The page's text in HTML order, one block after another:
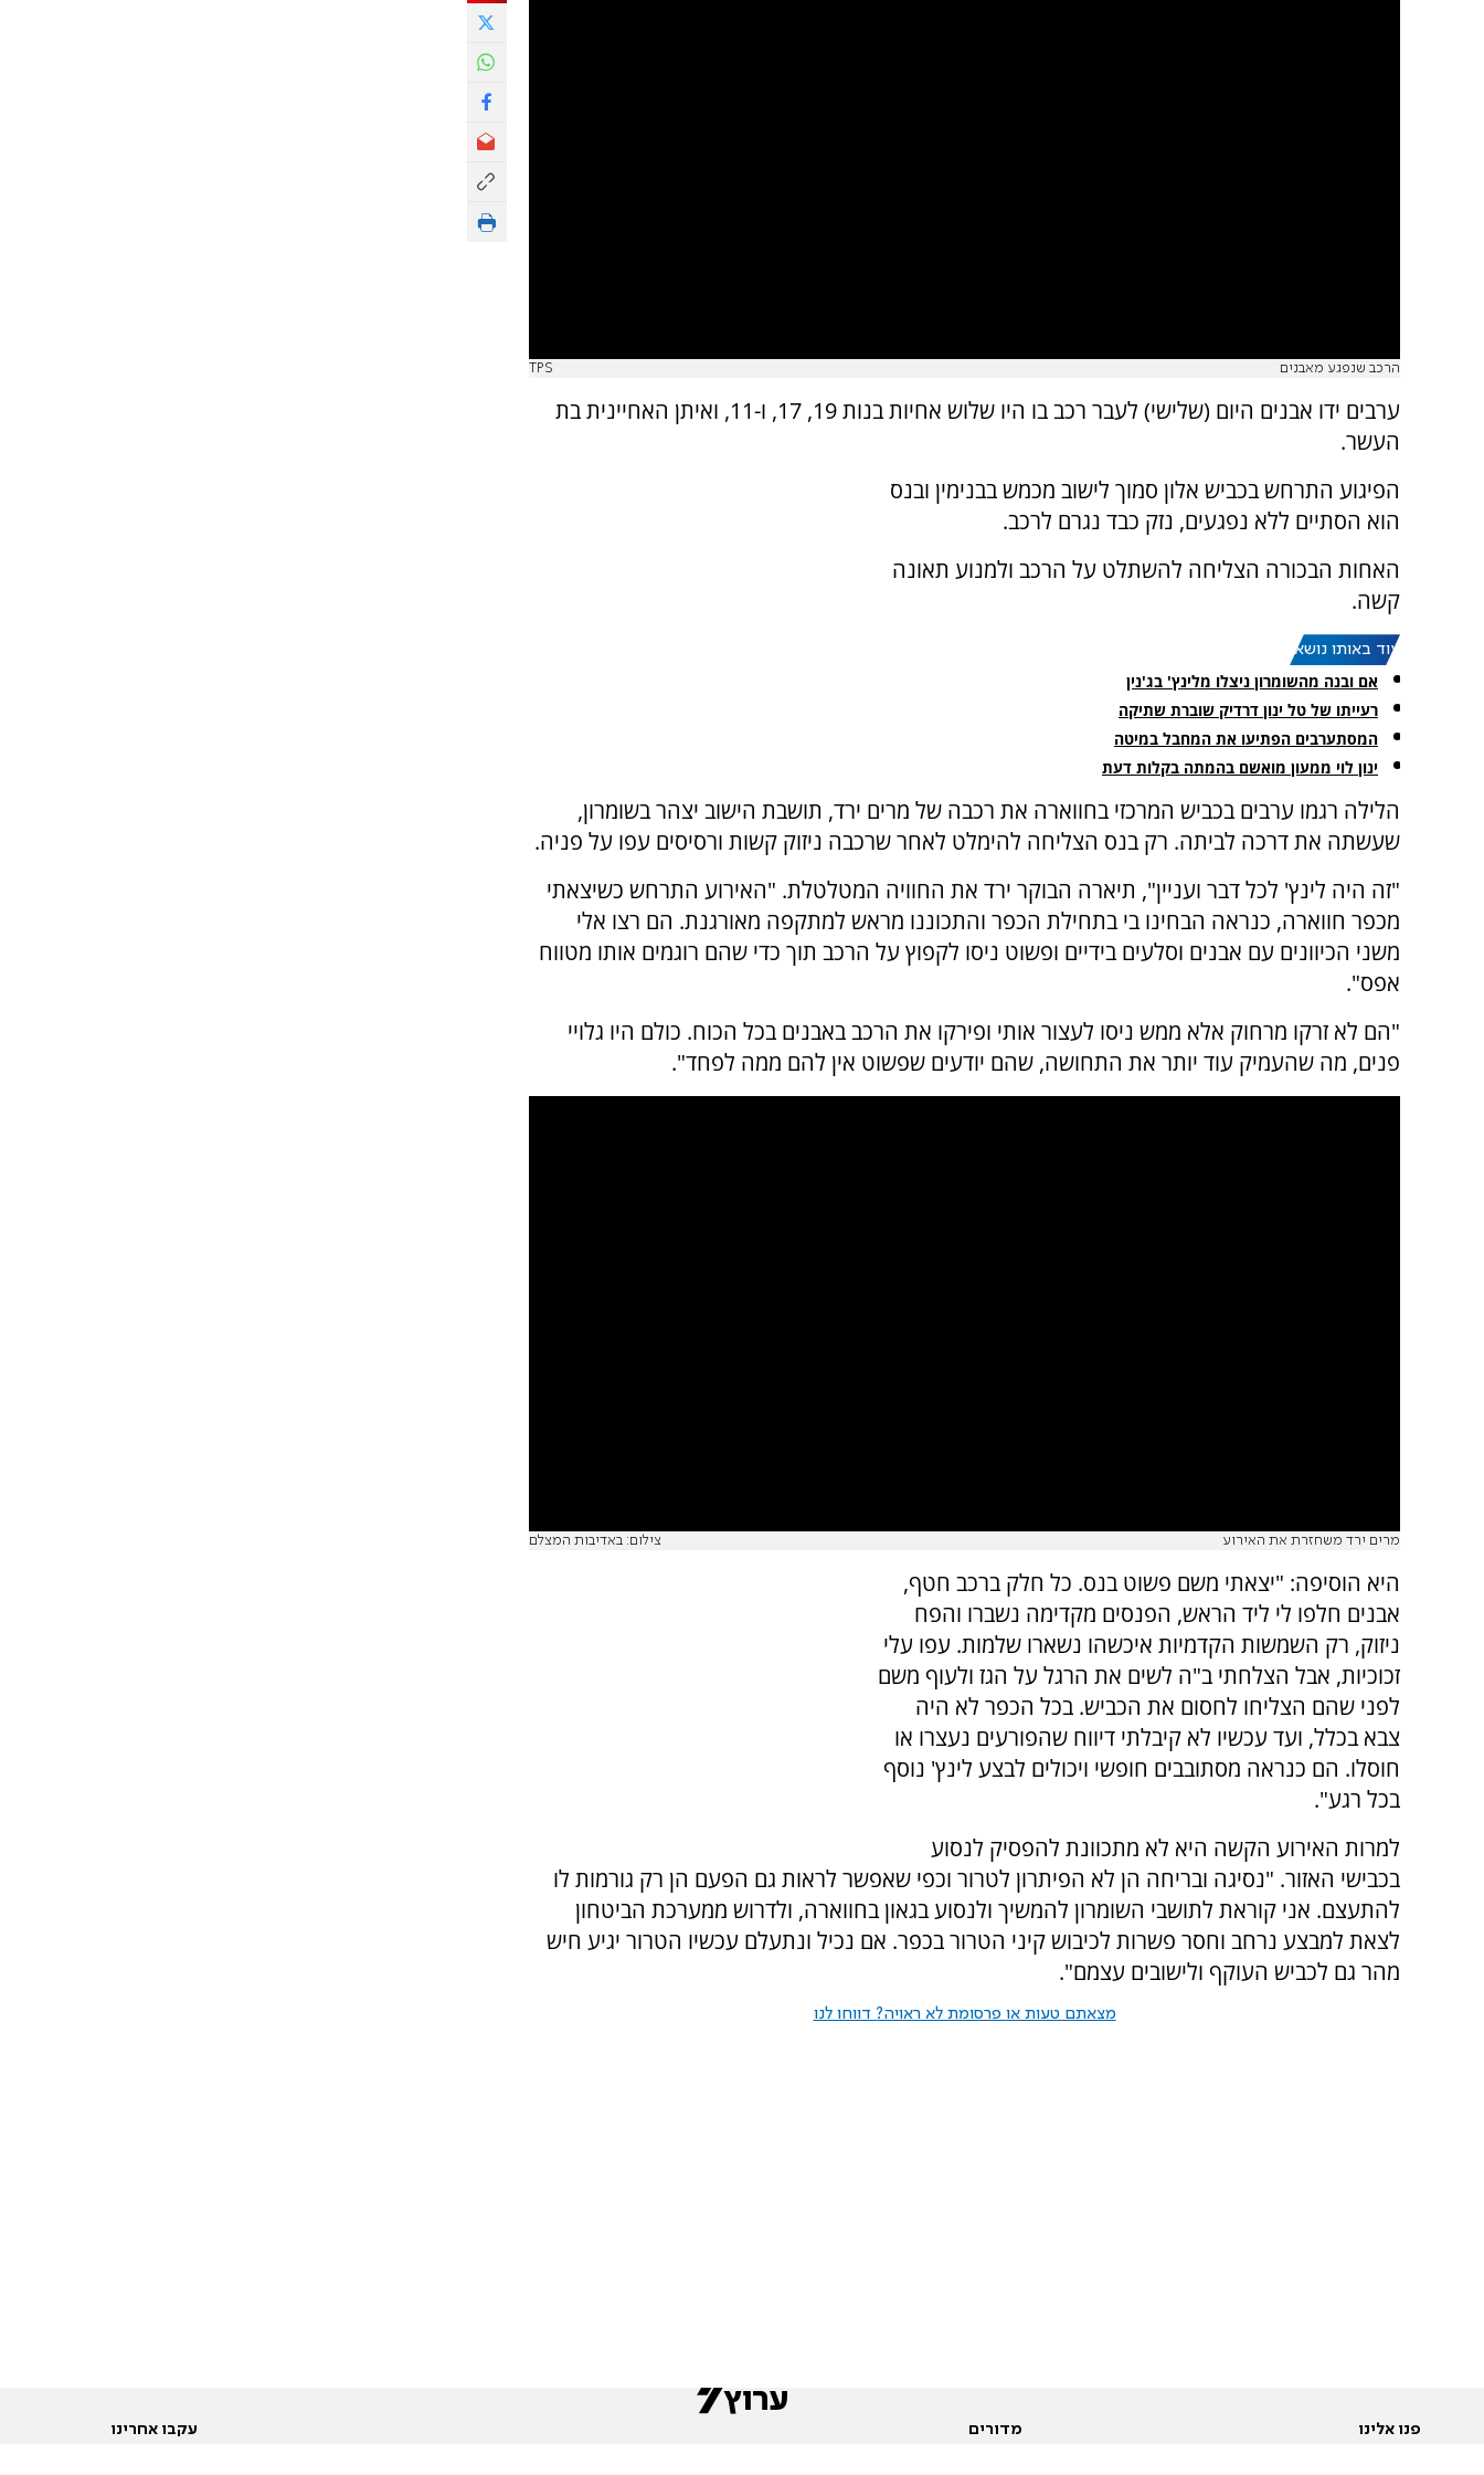
הרכב שנפגע מאבנים TPS
ערבים ידו אבנים היום (שלישי) לעבר רכב בו היו שלוש אחיות בנות 19, 17, ו-11, ואיתן האחיינית בת
העשר.
הפיגוע התרחש בכביש אלון סמוך לישוב מכמש בבנימין ובנס
הוא הסתיים ללא נפגעים, נזק כבד נגרם לרכב.
האחות הבכורה הצליחה להשתלט על הרכב ולמנוע תאונה
קשה.
עוד באותו נושא:
אם ובנה מהשומרון ניצלו מלינץ' בג'נין
רעייתו של טל ינון דרדיק שוברת שתיקה
המסתערבים הפתיעו את המחבל במיטה
ינון לוי ממעון מואשם בהמתה בקלות דעת
הלילה רגמו ערבים בכביש המרכזי בחווארה את רכבה של מרים ירד, תושבת הישוב יצהר בשומרון,
שעשתה את דרכה לביתה. רק בנס הצליחה להימלט לאחר שרכבה ניזוק קשות ורסיסים עפו על פניה.
"זה היה לינץ' לכל דבר ועניין", תיארה הבוקר ירד את החוויה המטלטלת. "האירוע התרחש כשיצאתי
מכפר חווארה, כנראה הבחינו בי בתחילת הכפר והתכוננו מראש למתקפה מאורגנת. הם רצו אלי
משני הכיוונים עם אבנים וסלעים בידיים ופשוט ניסו לקפוץ על הרכב תוך כדי שהם רוגמים אותו מטווח
אפס".
"הם לא זרקו מרחוק אלא ממש ניסו לעצור אותי ופירקו את הרכב באבנים בכל הכוח. כולם היו גלויי
פנים, מה שהעמיק עוד יותר את התחושה, שהם יודעים שפשוט אין להם ממה לפחד".
מרים ירד משחזרת את האירוע צילום: באדיבות המצלם
היא הוסיפה: "יצאתי משם פשוט בנס. כל חלק ברכב חטף,
אבנים חלפו לי ליד הראש, הפנסים מקדימה נשברו והפח
ניזוק, רק השמשות הקדמיות איכשהו נשארו שלמות. עפו עלי
זכוכיות, אבל הצלחתי ב"ה לשים את הרגל על הגז ולעוף משם
לפני שהם הצליחו לחסום את הכביש. בכל הכפר לא היה
צבא בכלל, ועד עכשיו לא קיבלתי דיווח שהפורעים נעצרו או
חוסלו. הם כנראה מסתובבים חופשי ויכולים לבצע לינץ' נוסף
בכל רגע".
למרות האירוע הקשה היא לא מתכוונת להפסיק לנסוע
בכבישי האזור. "נסיגה ובריחה הן לא הפיתרון לטרור וכפי שאפשר לראות גם הפעם הן רק גורמות לו
להתעצם. אני קוראת לתושבי השומרון להמשיך ולנסוע בגאון בחווארה, ולדרוש ממערכת הביטחון
לצאת למבצע נרחב וחסר פשרות לכיבוש קיני הטרור בכפר. אם נכיל ונתעלם עכשיו הטרור יגיע חיש
מהר גם לכביש העוקף ולישובים עצמם".
מצאתם טעות או פרסומת לא ראויה? דווחו לנו
פנו אלינו מדורים עקבו אחרינו